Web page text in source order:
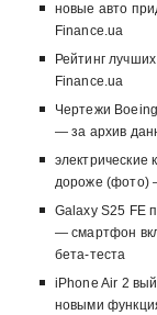
новые авто
Finance.ua
Рейтинг
Finance.ua
Чертежи
— за архив
электрические
дороже (фото)
Galaxy S25 FE
— смартфон
бета-теста
iPhone Air 2
новыми